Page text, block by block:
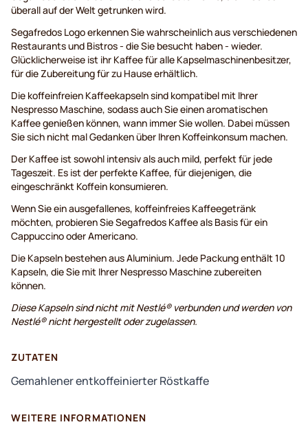
überall auf der Welt getrunken wird.
Segafredos Logo erkennen Sie wahrscheinlich aus verschiedenen
Restaurants und Bistros - die Sie besucht haben - wieder.
Glücklicherweise ist ihr Kaffee für alle Kapselmaschinenbesitzer,
für die Zubereitung für zu Hause erhältlich.
Die koffeinfreien Kaffeekapseln sind kompatibel mit Ihrer
Nespresso Maschine, sodass auch Sie einen aromatischen
Kaffee genießen können, wann immer Sie wollen. Dabei müssen
Sie sich nicht mal Gedanken über Ihren Koffeinkonsum machen.
Der Kaffee ist sowohl intensiv als auch mild, perfekt für jede
Tageszeit. Es ist der perfekte Kaffee, für diejenigen, die
eingeschränkt Koffein konsumieren.
Wenn Sie ein ausgefallenes, koffeinfreies Kaffeegetränk
möchten, probieren Sie Segafredos Kaffee als Basis für ein
Cappuccino oder Americano.
Die Kapseln bestehen aus Aluminium. Jede Packung enthält 10
Kapseln, die Sie mit Ihrer Nespresso Maschine zubereiten
können.
Diese Kapseln sind nicht mit Nestlé® verbunden und werden von
Nestlé® nicht hergestellt oder zugelassen.
ZUTATEN
Gemahlener entkoffeinierter Röstkaffe
WEITERE INFORMATIONEN